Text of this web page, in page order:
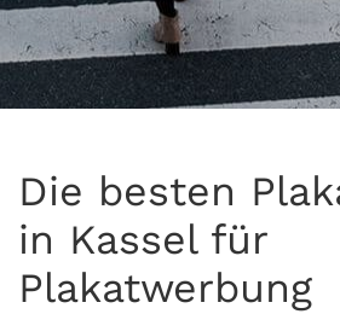
Die besten
in Kassel für
Plakatwerbung